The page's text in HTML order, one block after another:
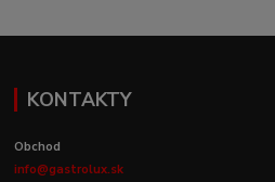
KONTAKTY
Obchod
info@gastrolux.sk